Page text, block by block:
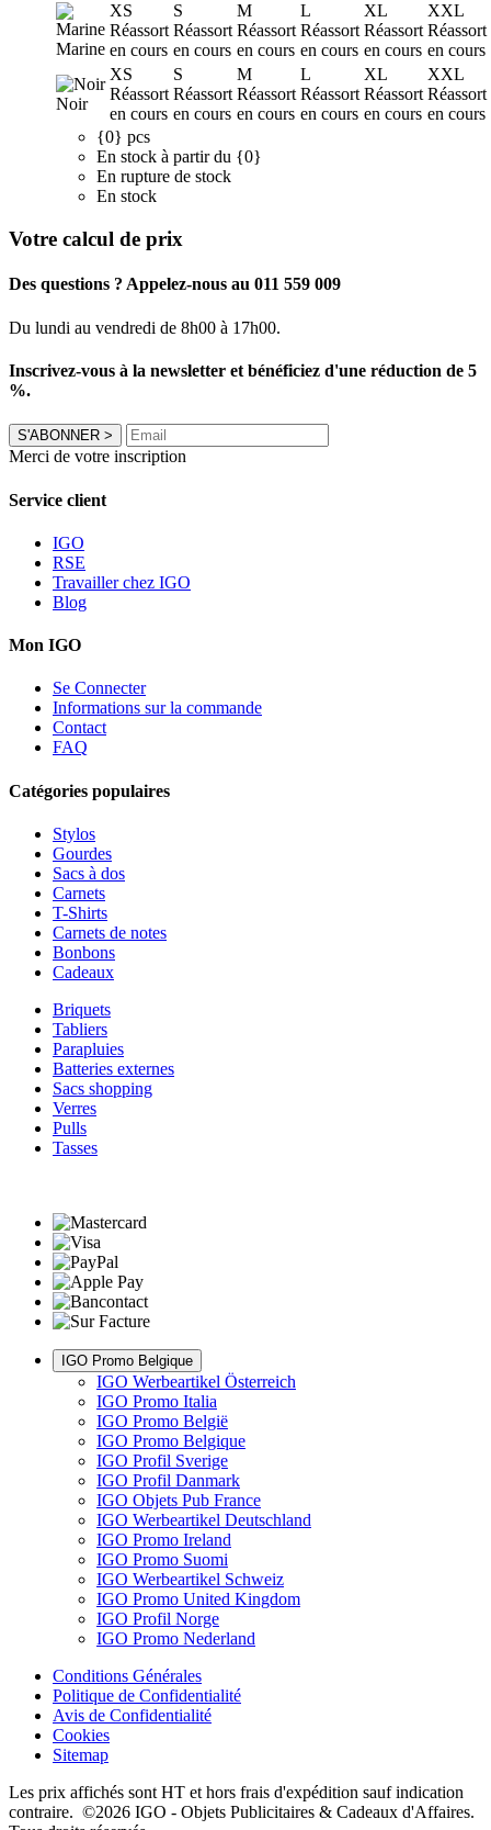
Marine
XS
Réassort
en cours
S
Réassort
en cours
M
Réassort
en cours
L
Réassort
en cours
XL
Réassort
en cours
XXL
Réassort
en cours
Noir
XS
Réassort
en cours
S
Réassort
en cours
M
Réassort
en cours
L
Réassort
en cours
XL
Réassort
en cours
XXL
Réassort
en cours
{0} pcs
En stock à partir du {0}
En rupture de stock
En stock
Votre calcul de prix
Des questions ? Appelez-nous au 011 559 009
Du lundi au vendredi de 8h00 à 17h00.
Inscrivez-vous à la newsletter et bénéficiez d'une réduction de 5
%.
S'ABONNER >
Merci de votre inscription
Service client
IGO
RSE
Travailler chez IGO
Blog
Mon IGO
Se Connecter
Informations sur la commande
Contact
FAQ
Catégories populaires
Stylos
Gourdes
Sacs à dos
Carnets
T-Shirts
Carnets de notes
Bonbons
Cadeaux
Briquets
Tabliers
Parapluies
Batteries externes
Sacs shopping
Verres
Pulls
Tasses
IGO Promo Belgique
IGO Werbeartikel Österreich
IGO Promo Italia
IGO Promo België
IGO Promo Belgique
IGO Profil Sverige
IGO Profil Danmark
IGO Objets Pub France
IGO Werbeartikel Deutschland
IGO Promo Ireland
IGO Promo Suomi
IGO Werbeartikel Schweiz
IGO Promo United Kingdom
IGO Profil Norge
IGO Promo Nederland
Conditions Générales
Politique de Confidentialité
Avis de Confidentialité
Cookies
Sitemap
Les prix affichés sont HT et hors frais d'expédition sauf indication
contraire. ©2026 IGO - Objets Publicitaires & Cadeaux d'Affaires.